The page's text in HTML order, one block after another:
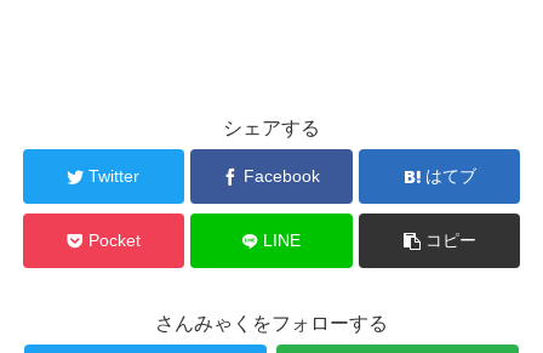
シェアする
Twitter Facebook はてブ
Pocket LINE コピー
さんみゃくをフォローする